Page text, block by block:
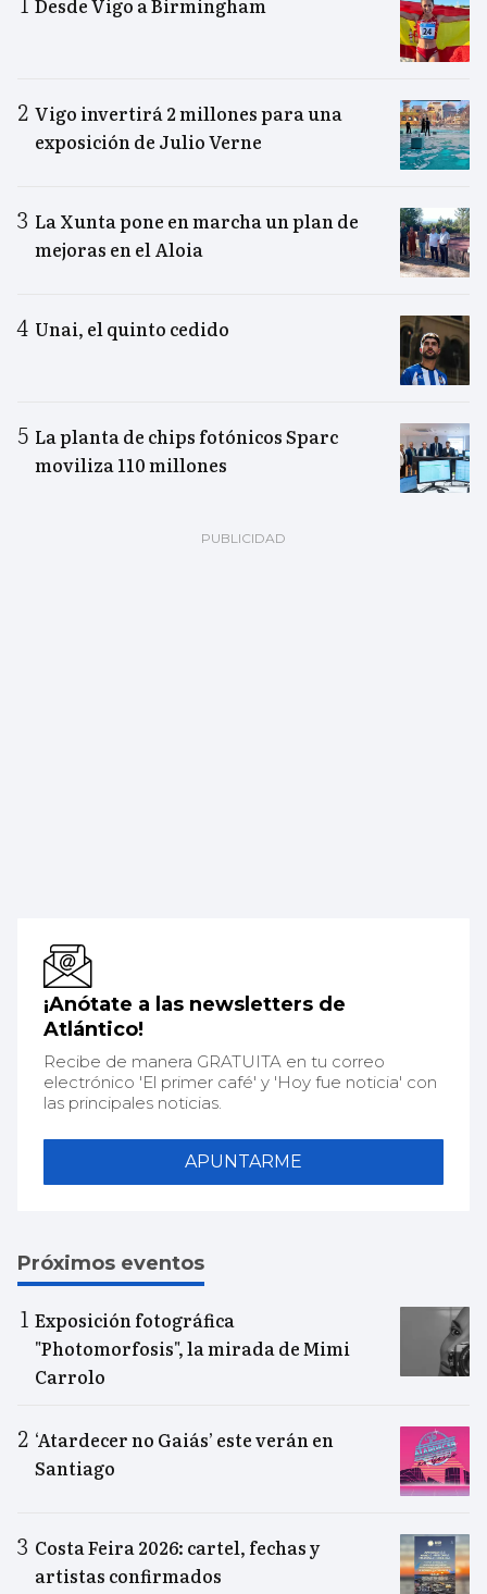
Desde Vigo a Birmingham
Vigo invertirá 2 millones para una
exposición de Julio Verne
La Xunta pone en marcha un plan de
mejoras en el Aloia
Unai, el quinto cedido
La planta de chips fotónicos Sparc
moviliza 110 millones
¡Anótate a las newsletters de
Atlántico!
Recibe de manera GRATUITA en tu correo
electrónico 'El primer café' y 'Hoy fue noticia' con
las principales noticias.
APUNTARME
Próximos eventos
Exposición fotográfica
"Photomorfosis", la mirada de Mimi
Carrolo
‘Atardecer no Gaiás’ este verán en
Santiago
Costa Feira 2026: cartel, fechas y
artistas confirmados